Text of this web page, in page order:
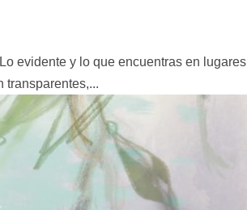
evidente y lo que encuentras en lugares
transparentes,...